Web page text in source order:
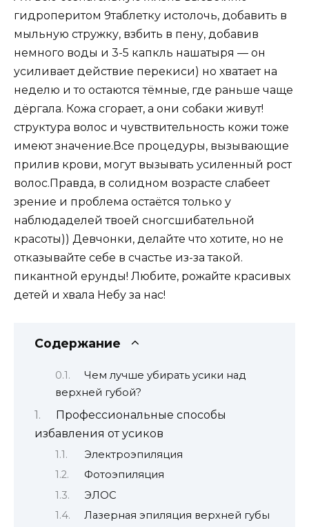
гидроперитом 9таблетку истолочь, добавить в
мыльную стружку, взбить в пену, добавив
немного воды и 3-5 капкль нашатыря — он
усиливает действие перекиси) но хватает на
неделю и то остаются тёмные, где раньше чаще
дёргала. Кожа сгорает, а они собаки живут!
структура волос и чувствительность кожи тоже
имеют значение.Все процедуры, вызывающие
прилив крови, могут вызывать усиленный рост
волос.Правда, в солидном возрасте слабеет
зрение и проблема остаётся только у
наблюдаделей твоей сногсшибательной
красоты)) Девчонки, делайте что хотите, но не
отказывайте себе в счастье из-за такой.
пикантной ерунды! Любите, рожайте красивых
детей и хвала Небу за нас!
Содержание
Чем лучше убирать усики над
верхней губой?
Профессиональные способы
избавления от усиков
Электроэпиляция
Фотоэпиляция
ЭЛОС
Лазерная эпиляция верхней губы